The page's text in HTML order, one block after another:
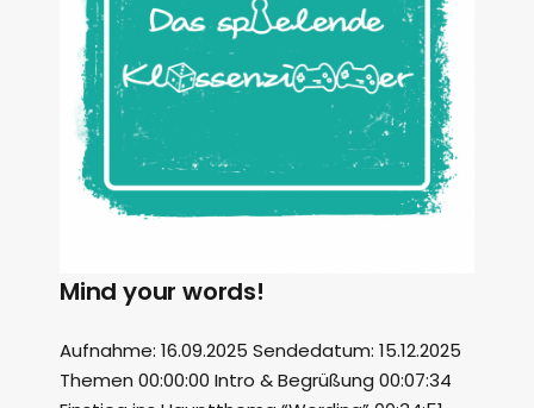
Mind your words!
Aufnahme: 16.09.2025 Sendedatum: 15.12.2025
Themen 00:00:00 Intro & Begrüßung 00:07:34